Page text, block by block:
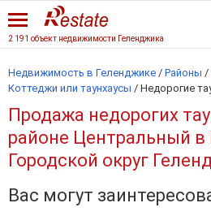
2 191 объект недвижимости Геленджика
Недвижимость в Геленджике / Районы /
Коттеджи или таунхаусы / Недорогие
Продажа недорогих
районе Центральный в
Городской округ
Вас могут